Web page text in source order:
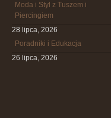
Moda i Styl z Tuszem i
Piercingiem
28 lipca, 2026
Poradniki i Edukacja
26 lipca, 2026